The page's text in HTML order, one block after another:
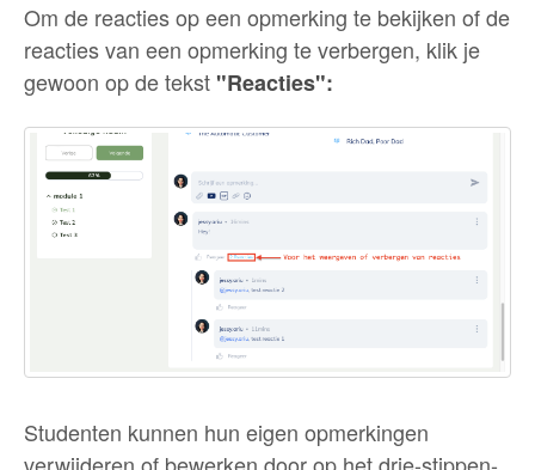
Om de reacties op een opmerking te bekijken of de
reacties van een opmerking te verbergen, klik je
gewoon op de tekst "Reacties":
Studenten kunnen hun eigen opmerkingen